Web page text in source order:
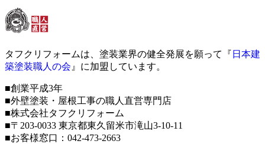
タフクリフォームは、塗装業界の健全発展を願って『 日本建
築塗装職人の会 』に加盟しています。
■創業平成3年
■外壁塗装・屋根工事の職人直営専門店
■株式会社タフクリフォーム
■〒203-0033 東京都東久留米市滝山3-10-11
■お客様窓口：042-473-2663